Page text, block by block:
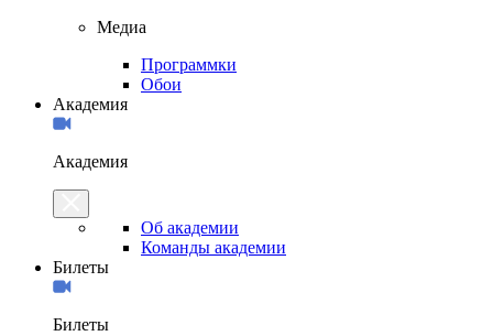
Медиа
Программки
Обои
Академия
Академия
Об академии
Команды академии
Билеты
Билеты